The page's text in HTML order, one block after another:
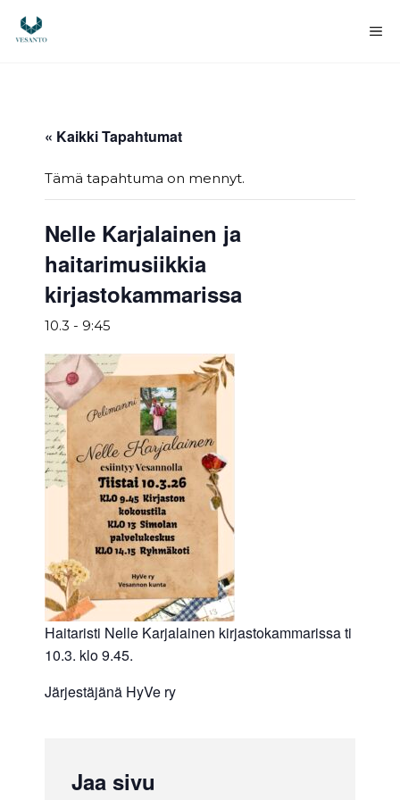
sisältöön
« Kaikki Tapahtumat
Tämä tapahtuma on mennyt.
Nelle Karjalainen ja
haitarimusiikkia
kirjastokammarissa
10.3 - 9:45
Haitaristi Nelle Karjalainen kirjastokammarissa ti
10.3. klo 9.45.
Järjestäjänä HyVe ry
Jaa sivu